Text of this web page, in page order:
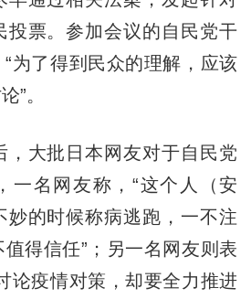
投票。参加会议的自民党干
为了得到民众的理解，应该
”。
大批日本网友对于自民党
一名网友称，“这个人（安
妙的时候称病逃跑，一不注
得信任”；另一名网友则表
论疫情对策，却要全力推进